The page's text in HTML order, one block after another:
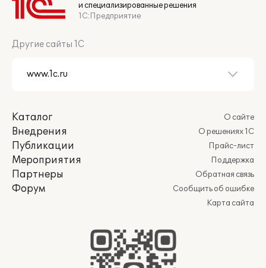
и специализированные решения
1С:Предприятие
Другие сайты 1С
Каталог
Внедрения
Публикации
Мероприятия
Партнеры
Форум
О сайте
О решениях 1С
Прайс-лист
Поддержка
Обратная связь
Сообщить об ошибке
Карта сайта